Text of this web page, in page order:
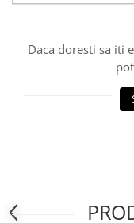
Daca doresti sa iti